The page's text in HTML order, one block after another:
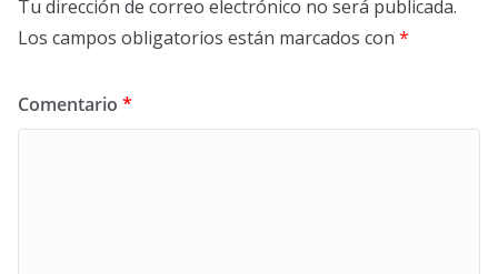
Tu dirección de correo electrónico no será publicada.
Los campos obligatorios están marcados con *
Comentario *